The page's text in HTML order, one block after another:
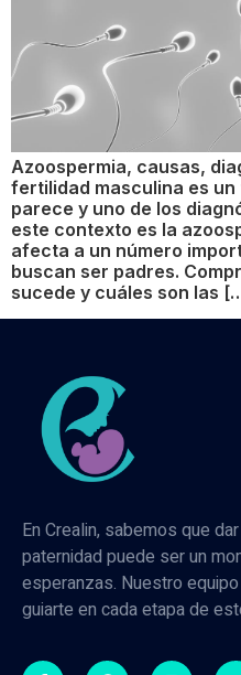
Azoospermia, causas,
fertilidad masculina es un
parece y uno de los
este contexto es la
afecta a un número
buscan ser padres.
sucede y cuáles son las
En Crealin, sabemos que
paternidad puede ser un
esperanzas. Nuestro
guiarte en cada etapa de